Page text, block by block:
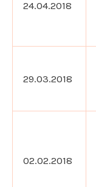
24.04.2018
29.03.2018
02.02.2018